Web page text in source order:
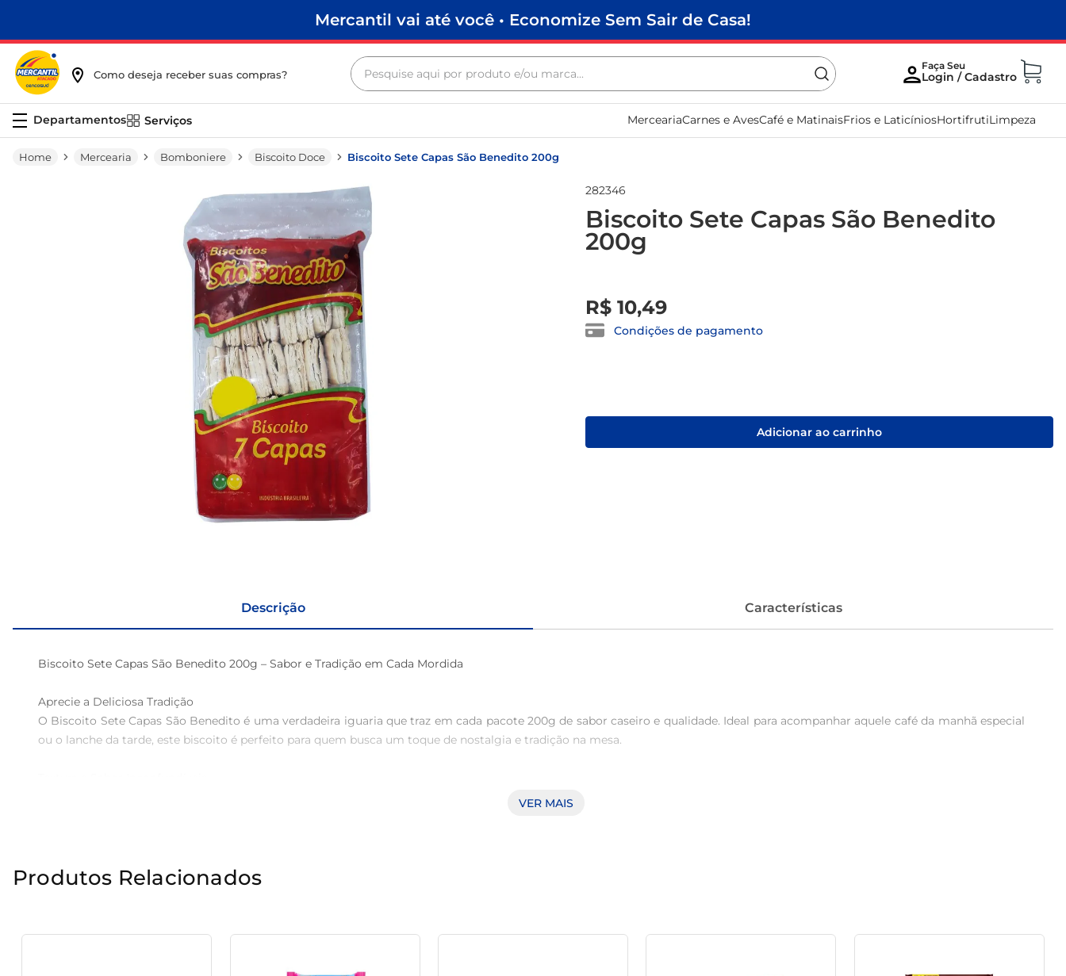
Mercantil vai até você • Economize Sem Sair de Casa!
Como deseja receber suas compras?
Pesquise aqui por produto e/ou marca...
Serviços MerceariaCarnes e AvesCafé e MatinaisFrios e LaticíniosHortifrutiLimpeza
Mercearia Bomboniere Biscoito Doce Biscoito Sete Capas São Benedito 200g
282346
Biscoito Sete Capas São Benedito
200g
R$ 10,49
Condições de pagamento
Adicionar ao carrinho
Descrição Características
Biscoito Sete Capas São Benedito 200g – Sabor e Tradição em Cada Mordida
Aprecie a Deliciosa Tradição
O Biscoito Sete Capas São Benedito é uma verdadeira iguaria que traz em cada pacote 200g de sabor caseiro e qualidade. Ideal para acompanhar aquele café da manhã especial
ou o lanche da tarde, este biscoito é perfeito para quem busca um toque de nostalgia e tradição na mesa.
Com camadas que se desmancham na boca, cada biscoito é feito com ingredientes selecionados que garantem uma textura leve e crocante a cada mordida. Seu sabor, que
Seja para um encontro entre amigos, um momento de relaxamento em casa ou até mesmo para compartilhar com a família, os Biscoitos Sete Capas são a escolha ideal. Eles
individualizado preserva o frescor e a crocância do produto, garantindo que você tenha sempre a opção de um lanche saboroso à mão.
VER MAIS
Produtos Relacionados
frango